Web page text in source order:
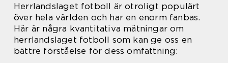
Herrlandslaget fotboll är otroligt populärt
över hela världen och har en enorm fanbas.
Här är några kvantitativa mätningar om
herrlandslaget fotboll som kan ge oss en
bättre förståelse för dess omfattning: